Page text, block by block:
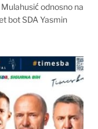
odnosno na
bot SDA Yasmin